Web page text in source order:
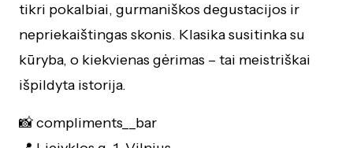
tikri pokalbiai, gurmaniškos degustacijos ir
nepriekaištingas skonis. Klasika susitinka su
kūryba, o kiekvienas gėrimas – tai meistriškai
išpildyta istorija.
📸 compliments__bar